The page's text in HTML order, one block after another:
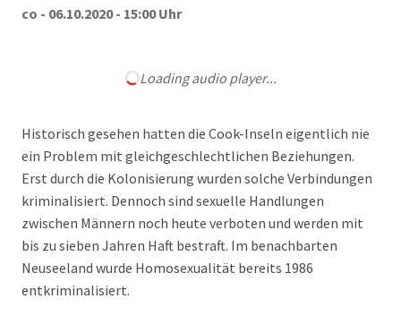
co - 06.10.2020 - 15:00 Uhr
Loading audio player...
Historisch gesehen hatten die Cook-Inseln eigentlich nie
ein Problem mit gleichgeschlechtlichen Beziehungen.
Erst durch die Kolonisierung wurden solche Verbindungen
kriminalisiert. Dennoch sind sexuelle Handlungen
zwischen Männern noch heute verboten und werden mit
bis zu sieben Jahren Haft bestraft. Im benachbarten
Neuseeland wurde Homosexualität bereits 1986
entkriminalisiert.